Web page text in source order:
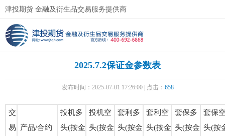
津投期货 金融及衍生品交易服务提供商
2025.7.2保证金参数表
发布时间：2025-07-01 17:26:00 | 点击： 658
交
易
产品/合约
投机多
头(按金
投机空
头(按金
套利多
头(按金
套利空
头(按金
套保多
头(按金
套保
头(按